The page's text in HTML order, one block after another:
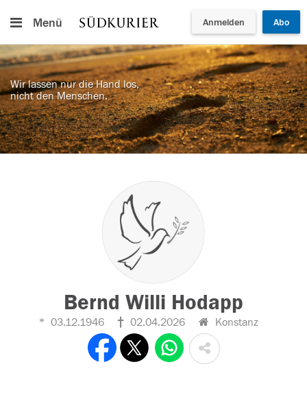
Menü Anmelden Abo
Wir lassen nur die Hand los,
nicht den Menschen.
Bernd Willi Hodapp
03.12.1946 02.04.2026 Konstanz